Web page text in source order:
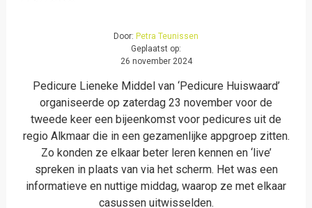
Door: Petra Teunissen
Geplaatst op:
26 november 2024
Pedicure Lieneke Middel van ‘Pedicure Huiswaard’
organiseerde op zaterdag 23 november voor de
tweede keer een bijeenkomst voor pedicures uit de
regio Alkmaar die in een gezamenlijke appgroep zitten.
Zo konden ze elkaar beter leren kennen en ‘live’
spreken in plaats van via het scherm. Het was een
informatieve en nuttige middag, waarop ze met elkaar
casussen uitwisselden.